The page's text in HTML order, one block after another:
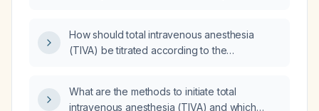
How should total intravenous anesthesia
(TIVA) be titrated according to the
What are the methods to initiate total
intravenous anesthesia (TIVA) and which